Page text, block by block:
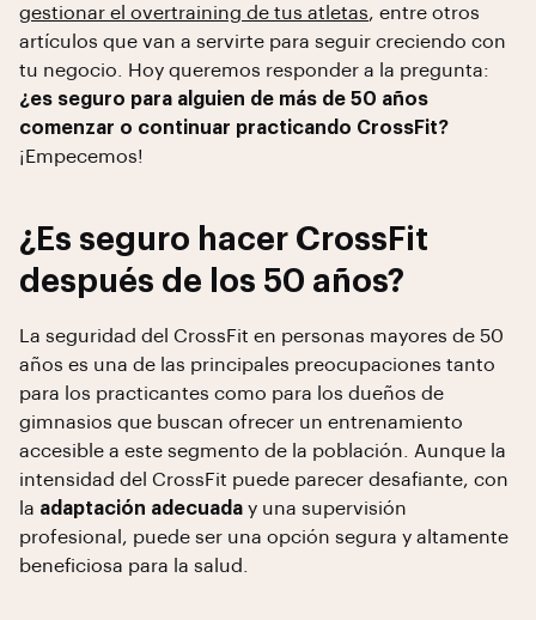
gestionar el overtraining de tus atletas, entre otros
artículos que van a servirte para seguir creciendo con
tu negocio. Hoy queremos responder a la pregunta:
¿es seguro para alguien de más de 50 años
comenzar o continuar practicando CrossFit?
¡Empecemos!
¿Es seguro hacer CrossFit
después de los 50 años?
La seguridad del CrossFit en personas mayores de 50
años es una de las principales preocupaciones tanto
para los practicantes como para los dueños de
gimnasios que buscan ofrecer un entrenamiento
accesible a este segmento de la población. Aunque la
intensidad del CrossFit puede parecer desafiante, con
la adaptación adecuada y una supervisión
profesional, puede ser una opción segura y altamente
beneficiosa para la salud.